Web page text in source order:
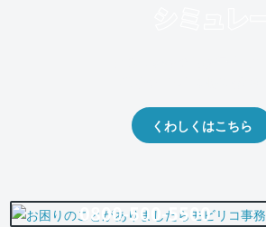
くわしくはこちら
0800-500-5500